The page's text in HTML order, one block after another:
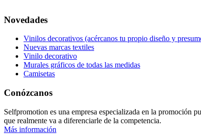
Novedades
Vinilos decorativos (acércanos tu propio diseño y
Nuevas marcas textiles
Vinilo decorativo
Murales gráficos de todas las medidas
Camisetas
Conózcanos
Selfpromotion es una empresa especializada en la promoción
que realmente va a diferenciarle de la competencia.
Más información